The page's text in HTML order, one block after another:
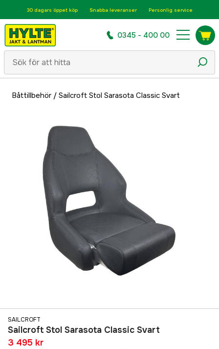
30 dagars öppet köp Snabba leveranser Personlig service
0345 - 400 00
Båttillbehör/ Sailcroft Stol Sarasota Classic Svart
SAILCROFT
Sailcroft Stol Sarasota Classic Svart
3 495 kr